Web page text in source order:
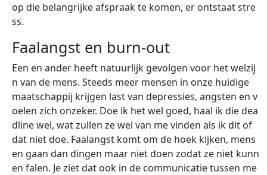
op die belangrijke afspraak te komen, er ontstaat stre
ss.
Faalangst en burn-out
Een en ander heeft natuurlijk gevolgen voor het welzij
n van de mens. Steeds meer mensen in onze huidige
maatschappij krijgen last van depressies, angsten en v
oelen zich onzeker. Doe ik het wel goed, haal ik die dea
dline wel, wat zullen ze wel van me vinden als ik dit of
dat niet doe. Faalangst komt om de hoek kijken, mens
en gaan dan dingen maar niet doen zodat ze niet kunn
en falen. Je ziet dat ook in de communicatie tussen me